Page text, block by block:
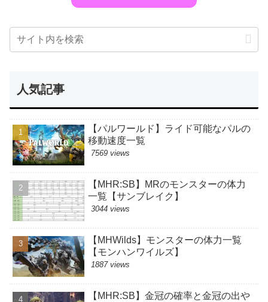
人気記事
【パルワールド】ライド可能なパルの
移動速度一覧
7569 views
【MHR:SB】MRのモンスターの体力
一覧【サンブレイク】
3044 views
【MHWilds】モンスターの体力一覧
【モンハンワイルズ】
1887 views
【MHR:SB】金冠の確率と金冠の出や